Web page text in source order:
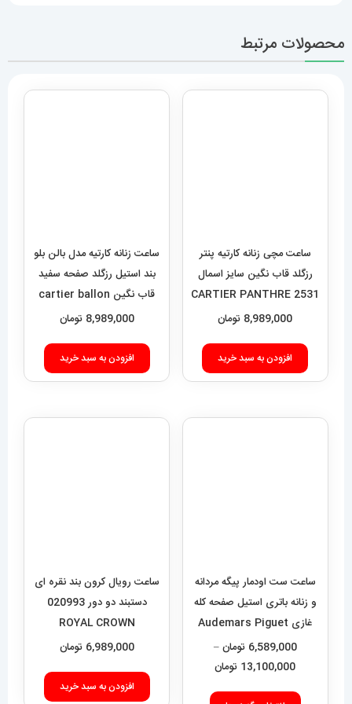
محصولات مرتبط
ساعت مچی زنانه کارتیه پنتر
رزگلد قاب نگین سایز اسمال
CARTIER PANTHRE 2531
8,989,000 تومان
افزودن به سبد خرید
ساعت زنانه کارتیه مدل بالن بلو
بند استیل رزگلد صفحه سفید
قاب نگین cartier ballon
bleu 020909
8,989,000 تومان
افزودن به سبد خرید
ساعت ست اودمار پیگه مردانه
و زنانه باتری استیل صفحه کله
غازی Audemars Piguet
Royal 01572
6,589,000 تومان–
13,100,000 تومانمحدوده
این
ساعت رویال کرون بند نقره ای
دستبند دو دور 020993
ROYAL CROWN
6,989,000 تومان
افزودن به سبد خرید